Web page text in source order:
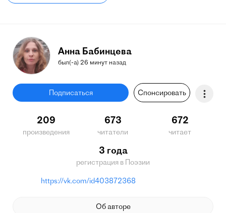
Анна Бабинцева
был(-а) 26 минут назад
Подписаться Спонсировать
209
произведения
673
читатели
672
читает
3 года
регистрация в Поэзии
https://vk.com/id403872368
Об авторе